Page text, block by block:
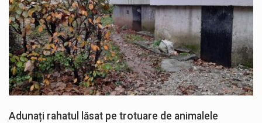
Adunați rahatul lăsat pe trotuare de animalele